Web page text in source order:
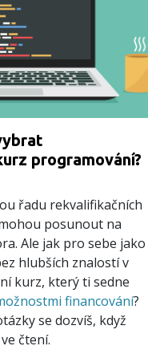
programování?
řadu rekvalifikačních
posunout na
Ale jak pro sebe jako
hlubších znalostí v
kurz, který ti sedne
financování?
se dozvíš, když
čtení.